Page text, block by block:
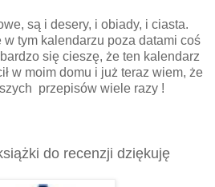
są i desery, i obiady, i ciasta.
w tym kalendarzu poza datami coś
się cieszę, że ten kalendarz
w moim domu i już teraz wiem, że
przepisów wiele razy !
do recenzji dziękuję